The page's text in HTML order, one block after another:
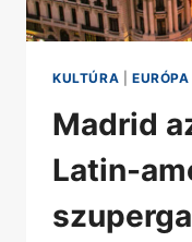
KULTÚRA EURÓPA
Madrid
Latin-